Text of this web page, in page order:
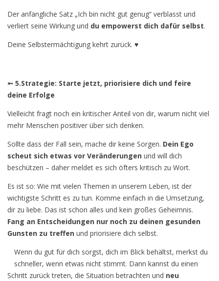
Der anfängliche Satz „Ich bin nicht gut genug“ verblasst und
verliert seine Wirkung und du empowerst dich dafür selbst.
Deine Selbstermächtigung kehrt zurück. ♥
➵ 5.Strategie: Starte jetzt, priorisiere dich und feire
deine Erfolge
Vielleicht fragt noch ein kritischer Anteil von dir, warum nicht viel
mehr Menschen positiver über sich denken.
Sollte dass der Fall sein, mache dir keine Sorgen. Dein Ego
scheut sich etwas vor Veränderungen und will dich
beschützen – daher meldet es sich öfters kritisch zu Wort.
Es ist so: Wie mit vielen Themen in unserem Leben, ist der
wichtigste Schritt es zu tun. Komme einfach in die Umsetzung,
dir zu liebe. Das ist schon alles und kein großes Geheimnis.
Fang an Entscheidungen nur noch zu deinen gesunden
Gunsten zu treffen und priorisiere dich selbst.
Wenn du gut für dich sorgst, dich im Blick behältst, merkst du
schneller, wenn etwas nicht stimmt. Dann kannst du einen
Schritt zurück treten, die Situation betrachten und neu